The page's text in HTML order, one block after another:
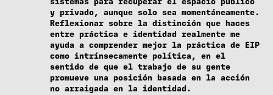
y privado, aunque solo sea momentáneamente.
Reflexionar sobre la distinción que haces
entre práctica e identidad realmente me
ayuda a comprender mejor la práctica de EIP
como intrínsecamente política, en el
sentido de que el trabajo de su gente
promueve una posición basada en la acción
no arraigada en la identidad.